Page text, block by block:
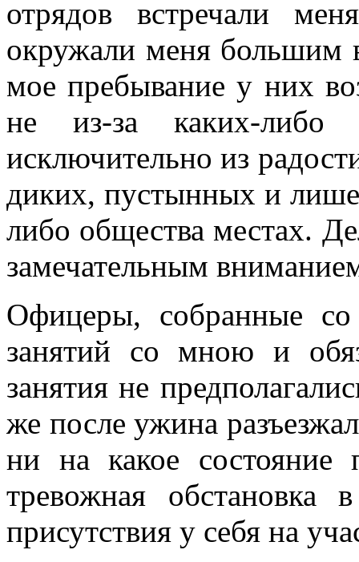
отрядов встречали
окружали меня большим
мое пребывание у них
не из-за каких-либо
исключительно из
диких, пустынных и
либо общества местах.
замечательным
Офицеры, собранные со
занятий со мною и
занятия не
же после ужина
ни на какое состояние
тревожная обстановка
присутствия у себя на